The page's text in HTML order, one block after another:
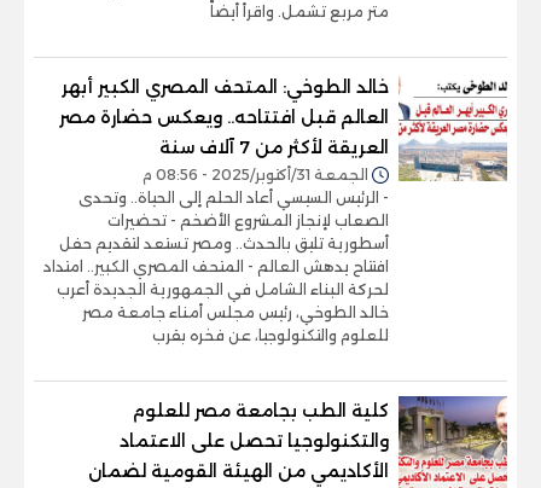
متر مربع تشمل. واقرأ أيضاً
خالد الطوخي: المتحف المصري الكبير أبهر
العالم قبل افتتاحه.. ويعكس حضارة مصر
العريقة لأكثر من 7 آلاف سنة
الجمعة 31/أكتوبر/2025 - 08:56 م
- الرئيس السيسي أعاد الحلم إلى الحياة.. وتحدى
الصعاب لإنجاز المشروع الأضخم - تحضيرات
أسطورية تليق بالحدث.. ومصر تستعد لتقديم حفل
افتتاح يدهش العالم - المتحف المصري الكبير.. امتداد
لحركة البناء الشامل في الجمهورية الجديدة أعرب
خالد الطوخي، رئيس مجلس أمناء جامعة مصر
للعلوم والتكنولوجيا، عن فخره بقرب
كلية الطب بجامعة مصر للعلوم
والتكنولوجيا تحصل على الاعتماد
الأكاديمي من الهيئة القومية لضمان